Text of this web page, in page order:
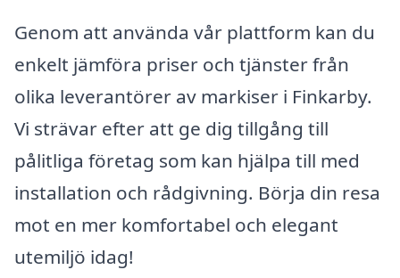
Genom att använda vår plattform kan du
enkelt jämföra priser och tjänster från
olika leverantörer av markiser i Finkarby.
Vi strävar efter att ge dig tillgång till
pålitliga företag som kan hjälpa till med
installation och rådgivning. Börja din resa
mot en mer komfortabel och elegant
utemiljö idag!